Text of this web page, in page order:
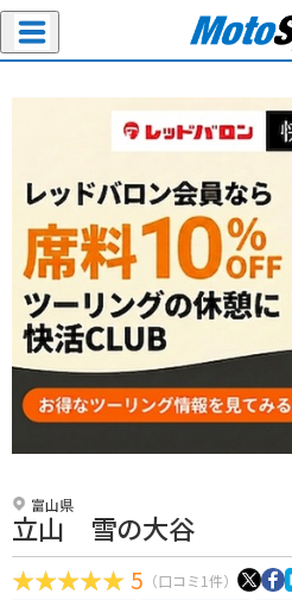
富山県
立山 雪の大谷
5 （口コミ1件）